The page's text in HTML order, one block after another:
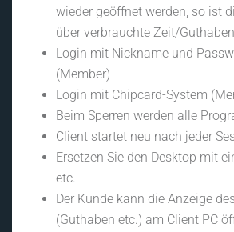
wieder geöffnet werden, so ist
über verbrauchte Zeit/
Login mit Nickname und
(Member)
Login mit Chipcard-System
Beim Sperren werden alle
Client startet neu nach jeder
Ersetzen Sie den Desktop mit
etc.
Der Kunde kann die Anzeige
(Guthaben etc.) am Client PC